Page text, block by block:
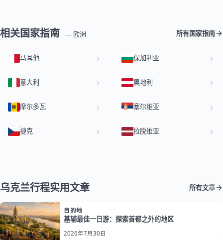
相关国家指南 — 欧洲 所有国家指南
马耳他 保加利亚
意大利 奥地利
摩尔多瓦 塞尔维亚
捷克 拉脱维亚
乌克兰行程实用文章 所有文章
目的地
基辅最佳一日游：探索首都之外的地区
2026年7月30日